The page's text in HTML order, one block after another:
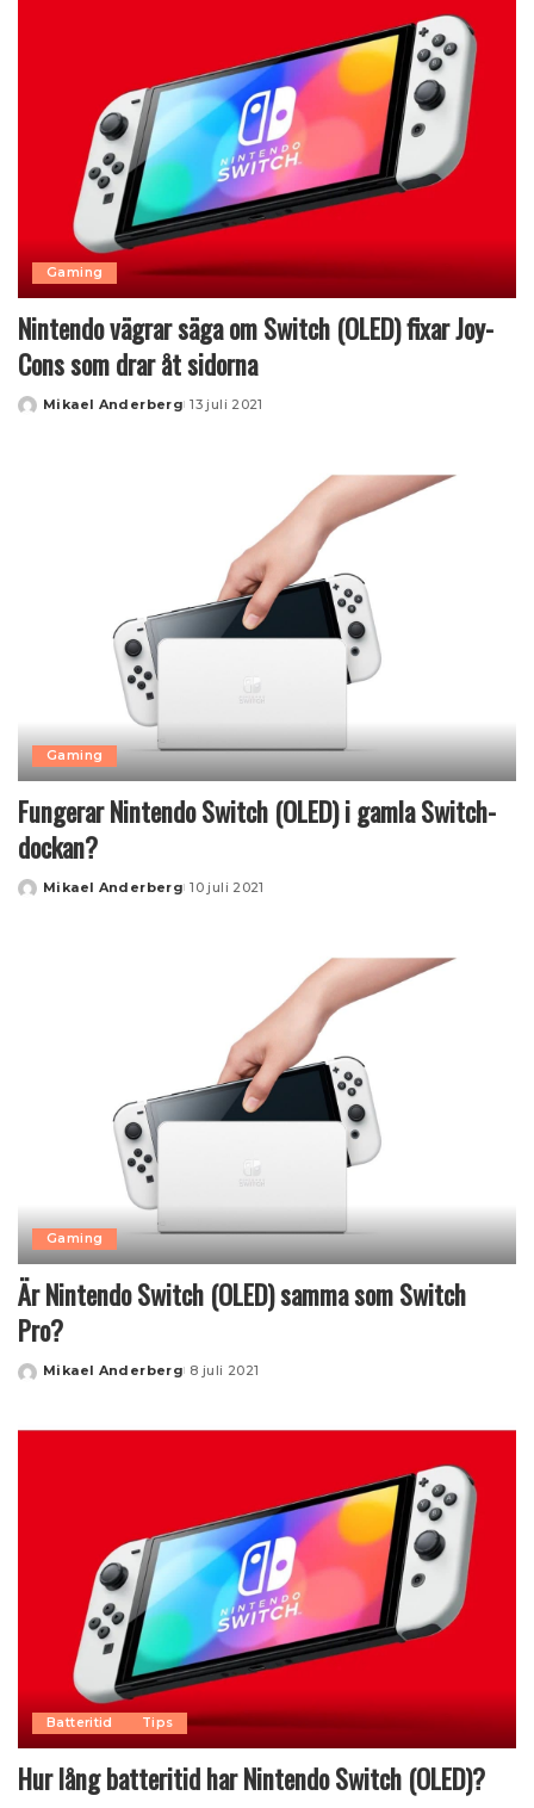
Gaming
Nintendo vägrar säga om Switch (OLED) fixar Joy-
Cons som drar åt sidorna
Posted
Mikael Anderberg 13 juli 2021
Gaming
Fungerar Nintendo Switch (OLED) i gamla Switch-
dockan?
Posted
Mikael Anderberg 10 juli 2021
Gaming
Är Nintendo Switch (OLED) samma som Switch
Pro?
Posted
Mikael Anderberg 8 juli 2021
Batteritid Tips
Hur lång batteritid har Nintendo Switch (OLED)?